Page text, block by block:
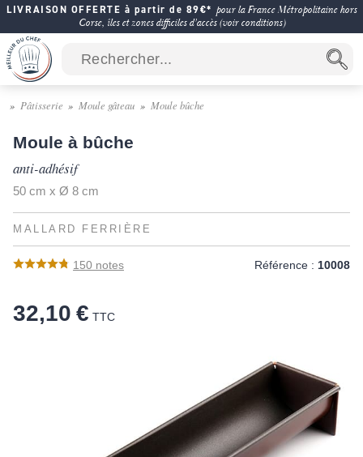
LIVRAISON OFFERTE à partir de 89€* pour la France Métropolitaine hors
Corse, îles et zones difficiles d'accès (voir conditions)
Pâtisserie Moule gâteau Moule bûche
Moule à bûche
anti-adhésif
50 cm x Ø 8 cm
MALLARD FERRIÈRE
150 notes Référence : 10008
32,10 € TTC